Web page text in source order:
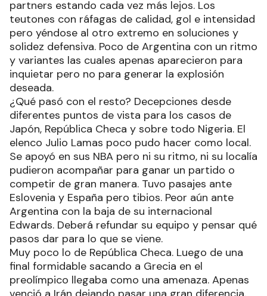
partners estando cada vez más lejos. Los
teutones con ráfagas de calidad, gol e intensidad
pero yéndose al otro extremo en soluciones y
solidez defensiva. Poco de Argentina con un ritmo
y variantes las cuales apenas aparecieron para
inquietar pero no para generar la explosión
deseada.
¿Qué pasó con el resto? Decepciones desde
diferentes puntos de vista para los casos de
Japón, República Checa y sobre todo Nigeria. El
elenco Julio Lamas poco pudo hacer como local.
Se apoyó en sus NBA pero ni su ritmo, ni su localía
pudieron acompañar para ganar un partido o
competir de gran manera. Tuvo pasajes ante
Eslovenia y España pero tibios. Peor aún ante
Argentina con la baja de su internacional
Edwards. Deberá refundar su equipo y pensar qué
pasos dar para lo que se viene.
Muy poco lo de República Checa. Luego de una
final formidable sacando a Grecia en el
preolímpico llegaba como una amenaza. Apenas